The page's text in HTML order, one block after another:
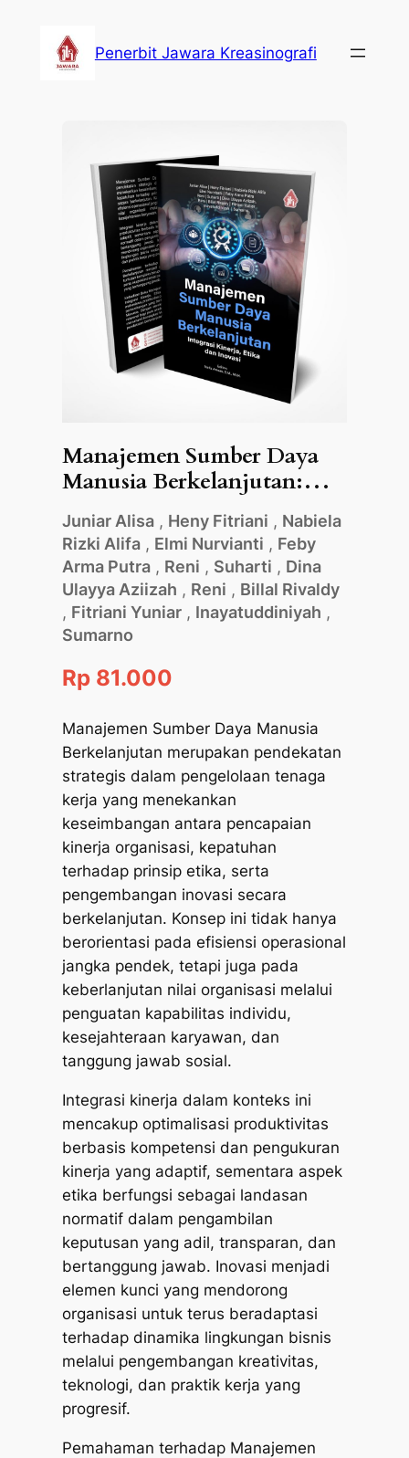
konten
Penerbit Jawara Kreasinografi
Manajemen Sumber Daya
Manusia Berkelanjutan:
Integrasi Kinerja, Etika dan
Inovasi
Juniar Alisa, Heny Fitriani , Nabiela
Rizki Alifa, Elmi Nurvianti , Feby
Arma Putra, Reni , Suharti , Dina
Ulayya Aziizah , Reni , Billal Rivaldy
, Fitriani Yuniar, Inayatuddiniyah ,
Sumarno
Rp 81.000
Manajemen Sumber Daya Manusia
Berkelanjutan merupakan pendekatan
strategis dalam pengelolaan tenaga
kerja yang menekankan
keseimbangan antara pencapaian
kinerja organisasi, kepatuhan
terhadap prinsip etika, serta
pengembangan inovasi secara
berkelanjutan. Konsep ini tidak hanya
berorientasi pada efisiensi operasional
jangka pendek, tetapi juga pada
keberlanjutan nilai organisasi melalui
penguatan kapabilitas individu,
kesejahteraan karyawan, dan
tanggung jawab sosial.
Integrasi kinerja dalam konteks ini
mencakup optimalisasi produktivitas
berbasis kompetensi dan pengukuran
kinerja yang adaptif, sementara aspek
etika berfungsi sebagai landasan
normatif dalam pengambilan
keputusan yang adil, transparan, dan
bertanggung jawab. Inovasi menjadi
elemen kunci yang mendorong
organisasi untuk terus beradaptasi
terhadap dinamika lingkungan bisnis
melalui pengembangan kreativitas,
teknologi, dan praktik kerja yang
progresif.
Pemahaman terhadap Manajemen